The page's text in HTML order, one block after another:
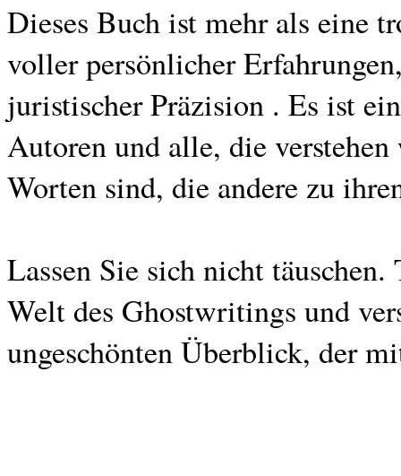
Dieses Buch ist mehr als eine
voller persönlicher
juristischer Präzision . Es ist
Autoren und alle, die
Worten sind, die andere zu
Lassen Sie sich nicht
Welt des Ghostwritings und
ungeschönten Überblick, der